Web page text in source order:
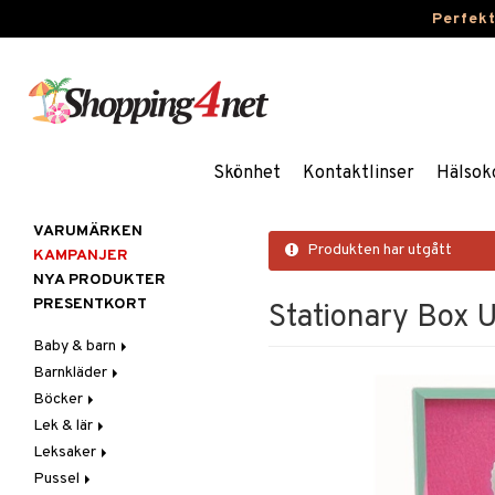
Skönhet Kontaktlinser
Produkten har utgått
Stationary Box
VARUMÄRKEN
KAMPANJER
NYA PRODUKTER
PRESENTKORT
Baby & barn
Accessoarer
För håret
Hattar & Mössor
Övrigt
Plånböcker
Aktivitet
Babygym
Babysitters
Bit & Skallra
Äta
Barnservis
Haklappar
Badrockar & Handdukar
Barnvagnstillbehör
Barnkläder
Accessoarer
Kepsar & Solhattar
Badkläder & UV-kläder
Klänningar
Nederdelar
Böcker
Dagböcker
Läs & Lär
Målarböcker
Lek & lär
Experiment
Inlärningsspel
Leksaker
Adventskalendrar
Pussel